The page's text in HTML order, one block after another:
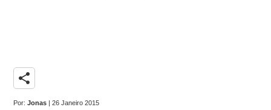
share
Por:Jonas | 26 Janeiro 2015